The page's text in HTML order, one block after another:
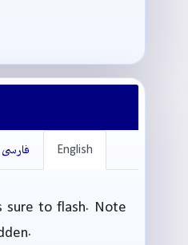
English فارسی
sure to flash. Note